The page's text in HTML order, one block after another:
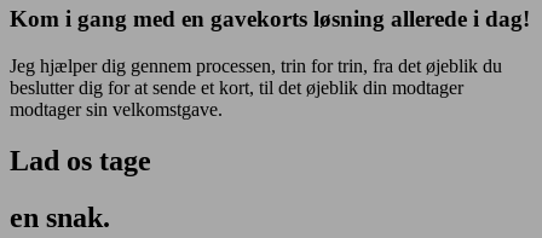
Kom i gang med en gavekorts løsning allerede i dag!
Jeg hjælper dig gennem processen, trin for trin, fra det øjeblik du
beslutter dig for at sende et kort, til det øjeblik din modtager
modtager sin velkomstgave.
Lad os tage
en snak.